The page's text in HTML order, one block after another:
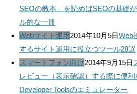
SEOの教本」を読めばSEOの基礎
ル的な一冊
Webサイト運用2014年10月5日Web
するサイト運用に役立つツール28選
スマートフォン向け2014年9月15日
レビュー（表示確認）する際に便
Developer Toolsのエミュレーター